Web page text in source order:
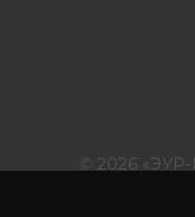
© 2026